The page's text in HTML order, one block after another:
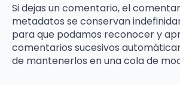
Si dejas un comentario, el
metadatos se conservan
para que podamos reconocer y
comentarios sucesivos
de mantenerlos en una cola de